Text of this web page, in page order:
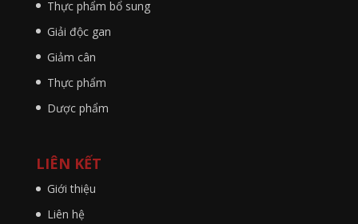
Thực phẩm bổ sung
Giải độc gan
Giảm cân
Thực phẩm
Dược phẩm
LIÊN KẾT
Giới thiệu
Liên hệ